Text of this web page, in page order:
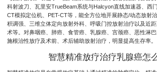
科射波刀、瓦里安TrueBeam系统与Halcyon直线加速器、西
CT模拟定位机、PET-CT等，能全方位地开展静态/动态放射
积调强、三维立体定向放射外科、呼吸门控放射治疗以及近
术等。对鼻咽癌、肺癌、食管癌、乳腺癌、宫颈癌、恶性淋
施根治性放疗及术前、术后辅助放射治疗，明显提高生存率。
智慧精准放疗治疗乳腺癌怎